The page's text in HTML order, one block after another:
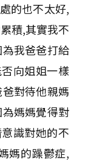
的也不太好,
積,其實我不
我爸爸打給
向姐姐一樣
對待他親媽
媽媽覺得對
識對她的不
媽的躁鬱症,